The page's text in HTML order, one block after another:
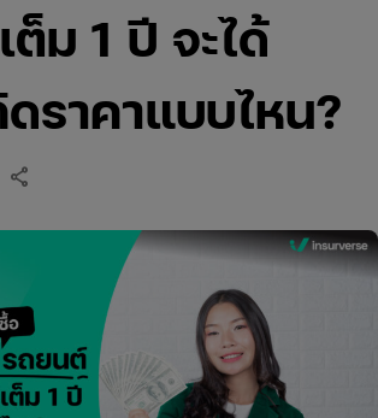
ต็ม 1 ปี จะได้
ราคาแบบไหน?
share